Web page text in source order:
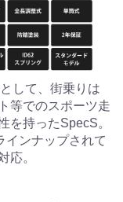
して、街乗りは
等でのスポーツ走
を持ったSpecS。
インナップされて
応。